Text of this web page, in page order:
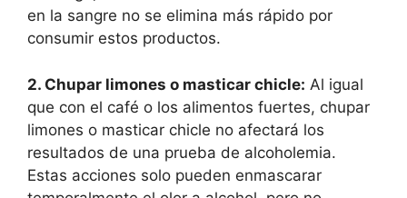
en la sangre no se elimina más rápido por
consumir estos productos.
2. Chupar limones o masticar chicle: Al igual
que con el café o los alimentos fuertes, chupar
limones o masticar chicle no afectará los
resultados de una prueba de alcoholemia.
Estas acciones solo pueden enmascarar